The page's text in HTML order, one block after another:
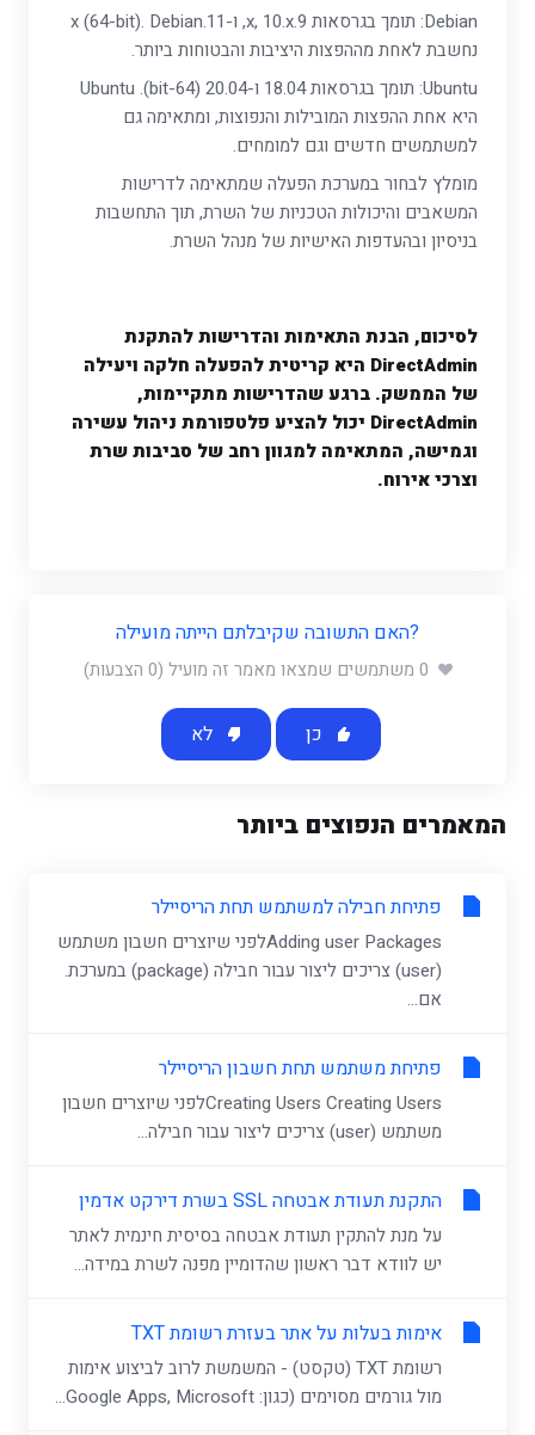
Debian: תומך בגרסאות 9.x, 10.x, ו-11.x (64-bit). Debian
נחשבת לאחת מההפצות היציבות והבטוחות ביותר.
Ubuntu: תומך בגרסאות 18.04 ו-20.04 (64-bit). Ubuntu
היא אחת ההפצות המובילות והנפוצות, ומתאימה גם
למשתמשים חדשים וגם למומחים.
מומלץ לבחור במערכת הפעלה שמתאימה לדרישות
המשאבים והיכולות הטכניות של השרת, תוך התחשבות
בניסיון ובהעדפות האישיות של מנהל השרת.
לסיכום, הבנת התאימות והדרישות להתקנת
DirectAdmin היא קריטית להפעלה חלקה ויעילה
של הממשק. ברגע שהדרישות מתקיימות,
DirectAdmin יכול להציע פלטפורמת ניהול עשירה
וגמישה, המתאימה למגוון רחב של סביבות שרת
וצרכי אירוח.
?האם התשובה שקיבלתם הייתה מועילה
0 משתמשים שמצאו מאמר זה מועיל (0 הצבעות)
כן לא
המאמרים הנפוצים ביותר
פתיחת חבילה למשתמש תחת הריסיילר
Adding user Packagesלפני שיוצרים חשבון משתמש
(user) צריכים ליצור עבור חבילה (package) במערכת.
אם...
פתיחת משתמש תחת חשבון הריסיילר
Creating Users Creating Usersלפני שיוצרים חשבון
משתמש (user) צריכים ליצור עבור חבילה...
התקנת תעודת אבטחה SSL בשרת דירקט אדמין
על מנת להתקין תעודת אבטחה בסיסית חינמית לאתר
יש לוודא דבר ראשון שהדומיין מפנה לשרת במידה...
אימות בעלות על אתר בעזרת רשומת TXT
רשומת TXT (טקסט) - המשמשת לרוב לביצוע אימות
מול גורמים מסוימים (כגון: Google Apps, Microsoft...